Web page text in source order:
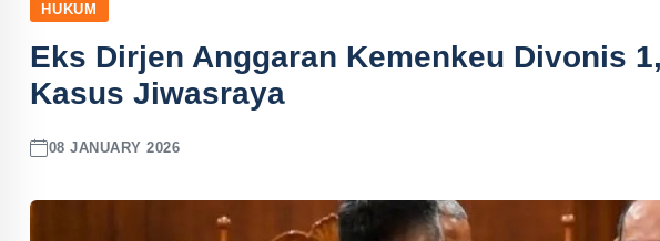
HUKUM
Eks Dirjen Anggaran Kemenkeu Divonis
Kasus Jiwasraya
08 JANUARY 2026